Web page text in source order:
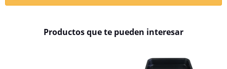
Productos que te pueden interesar